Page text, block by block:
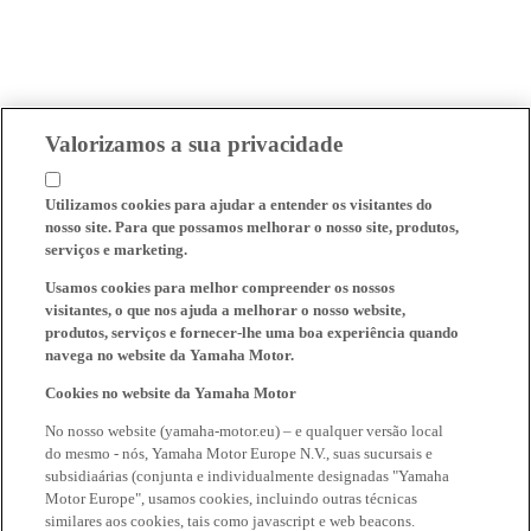
Valorizamos a sua privacidade
Utilizamos cookies para ajudar a entender os visitantes do
nosso site. Para que possamos melhorar o nosso site, produtos,
serviços e marketing.
Usamos cookies para melhor compreender os nossos
visitantes, o que nos ajuda a melhorar o nosso website,
produtos, serviços e fornecer-lhe uma boa experiência quando
navega no website da Yamaha Motor.
Cookies no website da Yamaha Motor
No nosso website (yamaha-motor.eu) – e qualquer versão local
do mesmo - nós, Yamaha Motor Europe N.V., suas sucursais e
subsidiaárias (conjunta e individualmente designadas "Yamaha
Motor Europe", usamos cookies, incluindo outras técnicas
similares aos cookies, tais como javascript e web beacons.